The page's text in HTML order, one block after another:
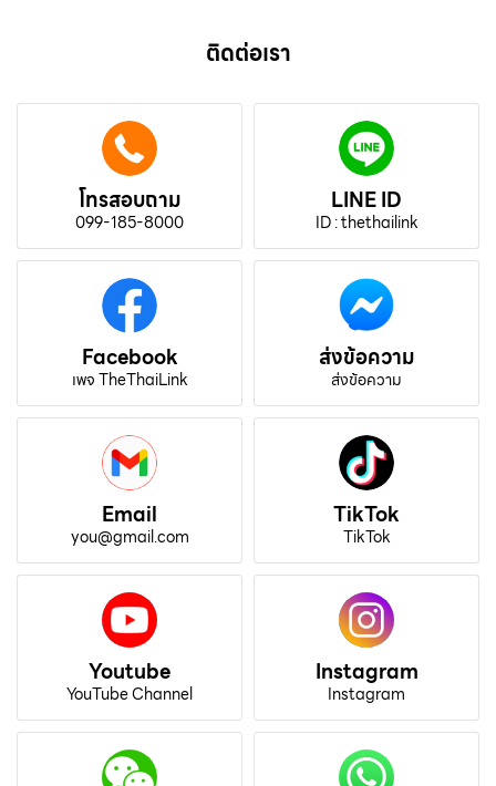
ติดต่อเรา
โทรสอบถาม
099-185-8000
LINE ID
ID : thethailink
Facebook
เพจ TheThaiLink
ส่งข้อความ
ส่งข้อความ
Email
you@gmail.com
TikTok
TikTok
Youtube
YouTube Channel
Instagram
Instagram